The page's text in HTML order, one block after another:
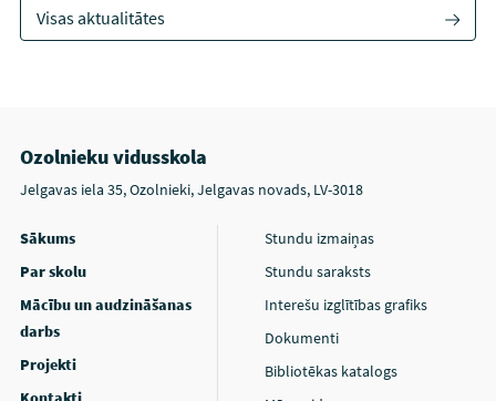
Visas aktualitātes
Ozolnieku vidusskola
Jelgavas iela 35, Ozolnieki, Jelgavas novads, LV-3018
Sākums
Par skolu
Mācību un audzināšanas
darbs
Projekti
Stundu izmaiņas
Stundu saraksts
Interešu izglītības grafiks
Dokumenti
Bibliotēkas katalogs